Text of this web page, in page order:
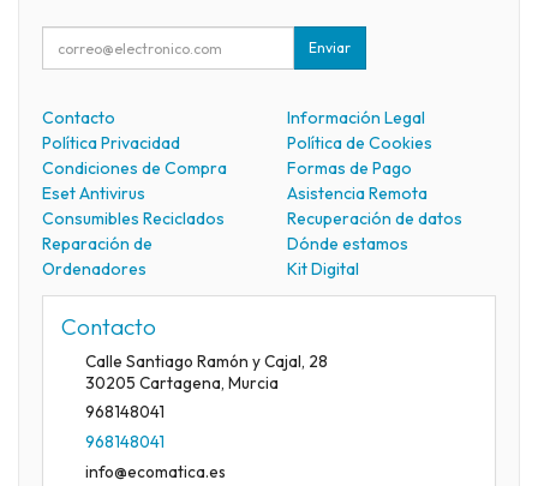
Enviar
Contacto
Información Legal
Política Privacidad
Política de Cookies
Condiciones de Compra
Formas de Pago
Eset Antivirus
Asistencia Remota
Consumibles Reciclados
Recuperación de datos
Reparación de
Ordenadores
Dónde estamos
Kit Digital
Contacto
Calle Santiago Ramón y Cajal, 28
30205 Cartagena, Murcia
968148041
968148041
info@ecomatica.es